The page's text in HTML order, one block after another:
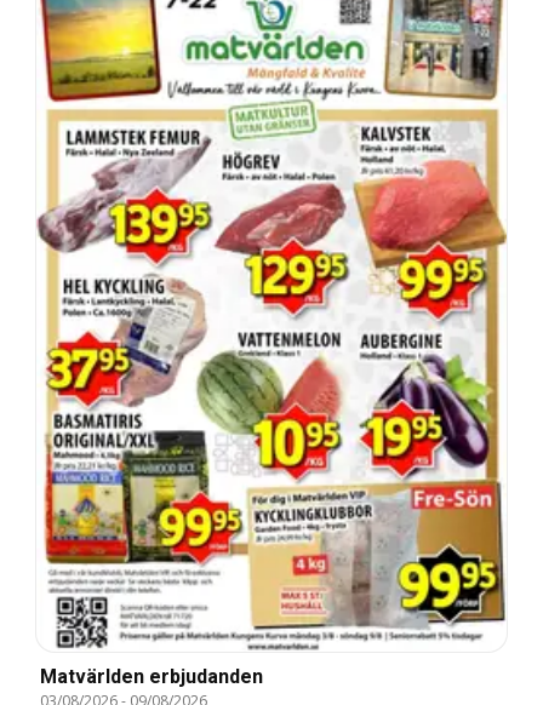
Matvärlden erbjudanden
03/08/2026- 09/08/2026